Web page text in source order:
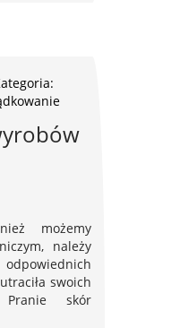
możemy
należy
swoich
skór